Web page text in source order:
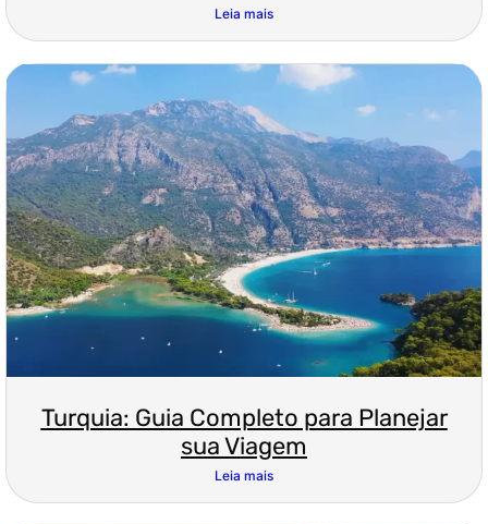
Leia mais
Turquia: Guia Completo para Planejar
sua Viagem
Leia mais